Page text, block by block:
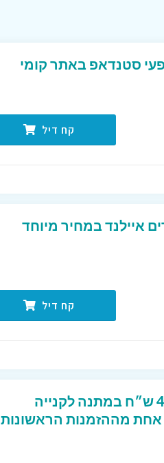
סטנדאפ באתר קומי
קח דיל
איילנד במחיר מיוחד
קח דיל
קוד קופון מפנק שנותן 40 ש״ח במתנה לקנייה
ש״ח לכל אחת מההזמנות הראשונות